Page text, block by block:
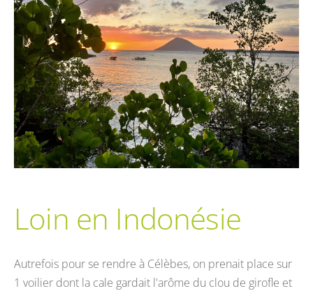
Loin en Indonésie
Autrefois pour se rendre à Célèbes, on prenait place sur
1 voilier dont la cale gardait l'arôme du clou de girofle et